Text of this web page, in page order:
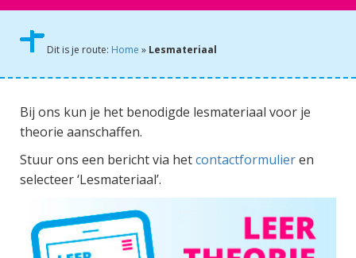
Dit is je route: Home » Lesmateriaal
Bij ons kun je het benodigde lesmateriaal voor je
theorie aanschaffen.
Stuur ons een bericht via hetcontactformulieren
selecteer ‘Lesmateriaal’.